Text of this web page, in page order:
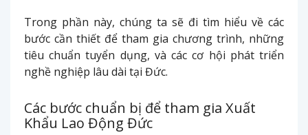
Trong phần này, chúng ta sẽ đi tìm hiểu về các
bước cần thiết để tham gia chương trình, những
tiêu chuẩn tuyển dụng, và các cơ hội phát triển
nghề nghiệp lâu dài tại Đức.
Các bước chuẩn bị để tham gia Xuất
Khẩu Lao Động Đức